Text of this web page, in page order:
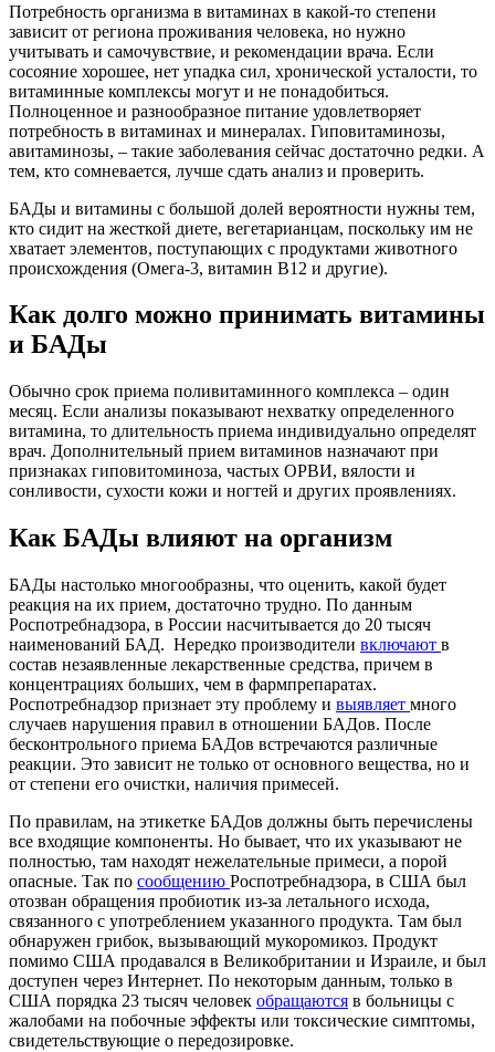
Потребность организма в витаминах в какой-то степени
зависит от региона проживания человека, но нужно
учитывать и самочувствие, и рекомендации врача. Если
сосояние хорошее, нет упадка сил, хронической усталости, то
витаминные комплексы могут и не понадобиться.
Полноценное и разнообразное питание удовлетворяет
потребность в витаминах и минералах. Гиповитаминозы,
авитаминозы, – такие заболевания сейчас достаточно редки. А
тем, кто сомневается, лучше сдать анализ и проверить.
БАДы и витамины с большой долей вероятности нужны тем,
кто сидит на жесткой диете, вегетарианцам, поскольку им не
хватает элементов, поступающих с продуктами животного
происхождения (Омега-3, витамин В12 и другие).
Как долго можно принимать витамины
и БАДы
Обычно срок приема поливитаминного комплекса – один
месяц. Если анализы показывают нехватку определенного
витамина, то длительность приема индивидуально определят
врач. Дополнительный прием витаминов назначают при
признаках гиповитоминоза, частых ОРВИ, вялости и
сонливости, сухости кожи и ногтей и других проявлениях.
Как БАДы влияют на организм
БАДы настолько многообразны, что оценить, какой будет
реакция на их прием, достаточно трудно. По данным
Роспотребнадзора, в России насчитывается до 20 тысяч
наименований БАД. Нередко производители включают в
состав незаявленные лекарственные средства, причем в
концентрациях больших, чем в фармпрепаратах.
Роспотребнадзор признает эту проблему и выявляет много
случаев нарушения правил в отношении БАДов. После
бесконтрольного приема БАДов встречаются различные
реакции. Это зависит не только от основного вещества, но и
от степени его очистки, наличия примесей.
По правилам, на этикетке БАДов должны быть перечислены
все входящие компоненты. Но бывает, что их указывают не
полностью, там находят нежелательные примеси, а порой
опасные. Так по сообщению Роспотребнадзора, в США был
отозван обращения пробиотик из-за летального исхода,
связанного с употреблением указанного продукта. Там был
обнаружен грибок, вызывающий мукоромикоз. Продукт
помимо США продавался в Великобритании и Израиле, и был
доступен через Интернет. По некоторым данным, только в
США порядка 23 тысяч человек обращаются в больницы с
жалобами на побочные эффекты или токсические симптомы,
свидетельствующие о передозировке.